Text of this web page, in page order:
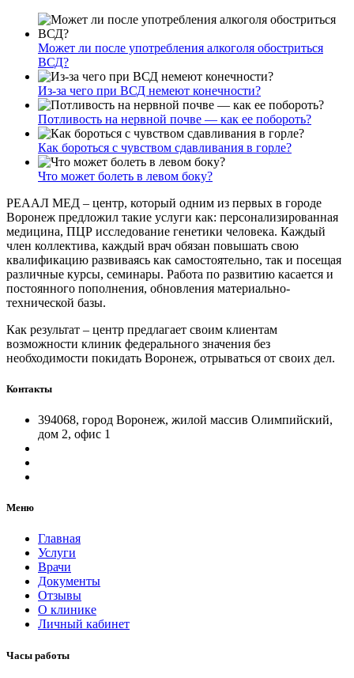
Может ли после употребления алкоголя обостриться
ВСД?
Из-за чего при ВСД немеют конечности?
Потливость на нервной почве — как ее побороть?
Как бороться с чувством сдавливания в горле?
Что может болеть в левом боку?
РЕААЛ МЕД – центр, который одним из первых в городе
Воронеж предложил такие услуги как: персонализированная
медицина, ПЦР исследование генетики человека. Каждый
член коллектива, каждый врач обязан повышать свою
квалификацию развиваясь как самостоятельно, так и посещая
различные курсы, семинары. Работа по развитию касается и
постоянного пополнения, обновления материально-
технической базы.
Как результат – центр предлагает своим клиентам
возможности клиник федерального значения без
необходимости покидать Воронеж, отрываться от своих дел.
Контакты
394068, город Воронеж, жилой массив Олимпийский,
дом 2, офис 1
Меню
Главная
Услуги
Врачи
Документы
Отзывы
О клинике
Личный кабинет
Часы работы